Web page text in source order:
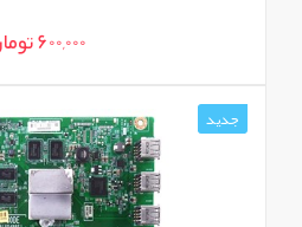
600,000 تومان
جدید